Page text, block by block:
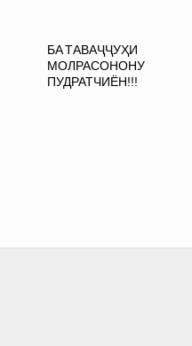
БА ТАВАҶҶУҲИ
МОЛРАСОНОНУ
ПУДРАТЧИЁН!!!